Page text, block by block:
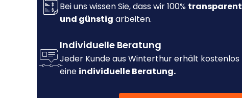
Bei uns wissen Sie, dass wir 100% transparent
und günstig arbeiten.
Individuelle Beratung
Jeder Kunde aus Winterthur erhält kostenlos
eine individuelle Beratung.